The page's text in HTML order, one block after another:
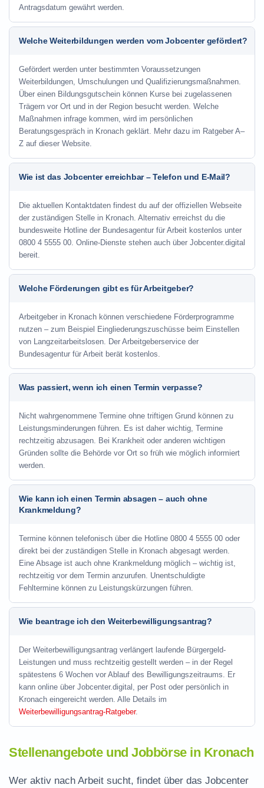
Antragsdatum gewährt werden.
Welche Weiterbildungen werden vom Jobcenter gefördert?
Gefördert werden unter bestimmten Voraussetzungen
Weiterbildungen, Umschulungen und Qualifizierungsmaßnahmen.
Über einen Bildungsgutschein können Kurse bei zugelassenen
Trägern vor Ort und in der Region besucht werden. Welche
Maßnahmen infrage kommen, wird im persönlichen
Beratungsgespräch in Kronach geklärt. Mehr dazu im Ratgeber A–
Z auf dieser Website.
Wie ist das Jobcenter erreichbar – Telefon und E-Mail?
Die aktuellen Kontaktdaten findest du auf der offiziellen Webseite
der zuständigen Stelle in Kronach. Alternativ erreichst du die
bundesweite Hotline der Bundesagentur für Arbeit kostenlos unter
0800 4 5555 00. Online-Dienste stehen auch über Jobcenter.digital
bereit.
Welche Förderungen gibt es für Arbeitgeber?
Arbeitgeber in Kronach können verschiedene Förderprogramme
nutzen – zum Beispiel Eingliederungszuschüsse beim Einstellen
von Langzeitarbeitslosen. Der Arbeitgeberservice der
Bundesagentur für Arbeit berät kostenlos.
Was passiert, wenn ich einen Termin verpasse?
Nicht wahrgenommene Termine ohne triftigen Grund können zu
Leistungsminderungen führen. Es ist daher wichtig, Termine
rechtzeitig abzusagen. Bei Krankheit oder anderen wichtigen
Gründen sollte die Behörde vor Ort so früh wie möglich informiert
werden.
Wie kann ich einen Termin absagen – auch ohne
Krankmeldung?
Termine können telefonisch über die Hotline 0800 4 5555 00 oder
direkt bei der zuständigen Stelle in Kronach abgesagt werden.
Eine Absage ist auch ohne Krankmeldung möglich – wichtig ist,
rechtzeitig vor dem Termin anzurufen. Unentschuldigte
Fehltermine können zu Leistungskürzungen führen.
Wie beantrage ich den Weiterbewilligungsantrag?
Der Weiterbewilligungsantrag verlängert laufende Bürgergeld-
Leistungen und muss rechtzeitig gestellt werden – in der Regel
spätestens 6 Wochen vor Ablauf des Bewilligungszeitraums. Er
kann online über Jobcenter.digital, per Post oder persönlich in
Kronach eingereicht werden. Alle Details im
Weiterbewilligungsantrag-Ratgeber.
Stellenangebote und Jobbörse in Kronach
Wer aktiv nach Arbeit sucht, findet über das Jobcenter